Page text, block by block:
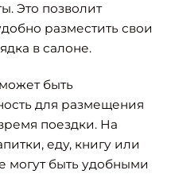
Это позволит
разместить свои
в салоне.
быть
для размещения
поездки. На
еду, книгу или
могут быть удобными